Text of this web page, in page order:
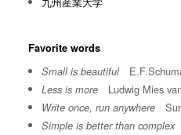
Favorite words
Small is beautiful
Less is more Ludwig Mies
Write once, run anywhere
Simple is better than complex